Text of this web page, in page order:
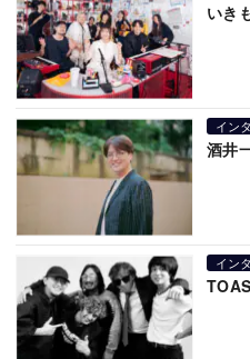
いき
イン
酒井
イン